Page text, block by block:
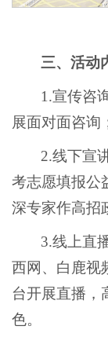
三、活动
1.宣传咨
展面对面咨询
2.线下宣
考志愿填报公
深专家作高招
3.线上直
西网、白鹿视
台开展直播，
色。